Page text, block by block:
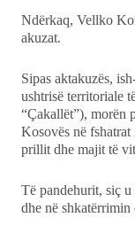
Ndërkaq, Vellko
akuzat.
Sipas aktakuzës,
ushtrisë territoriale
“Çakallët”), morën
Kosovës në
prillit dhe majit të
Të pandehurit, siç u
dhe në